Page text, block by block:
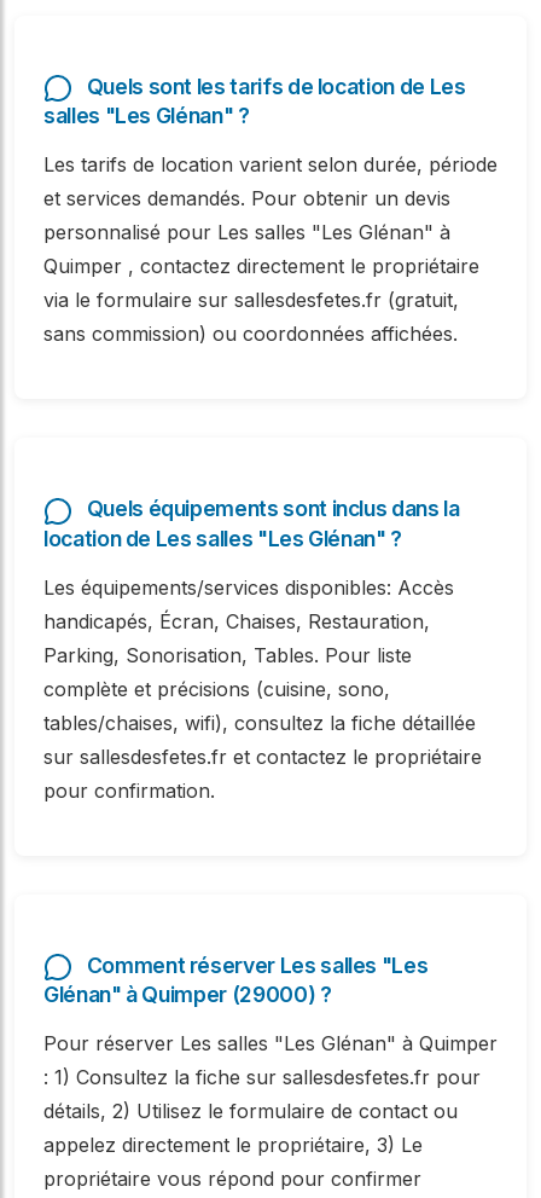
Quels sont les tarifs de location de Les
salles "Les Glénan" ?
Les tarifs de location varient selon durée, période
et services demandés. Pour obtenir un devis
personnalisé pour Les salles "Les Glénan" à
Quimper , contactez directement le propriétaire
via le formulaire sur sallesdesfetes.fr (gratuit,
sans commission) ou coordonnées affichées.
Quels équipements sont inclus dans la
location de Les salles "Les Glénan" ?
Les équipements/services disponibles: Accès
handicapés, Écran, Chaises, Restauration,
Parking, Sonorisation, Tables. Pour liste
complète et précisions (cuisine, sono,
tables/chaises, wifi), consultez la fiche détaillée
sur sallesdesfetes.fr et contactez le propriétaire
pour confirmation.
Comment réserver Les salles "Les
Glénan" à Quimper (29000) ?
Pour réserver Les salles "Les Glénan" à Quimper
: 1) Consultez la fiche sur sallesdesfetes.fr pour
détails, 2) Utilisez le formulaire de contact ou
appelez directement le propriétaire, 3) Le
propriétaire vous répond pour confirmer